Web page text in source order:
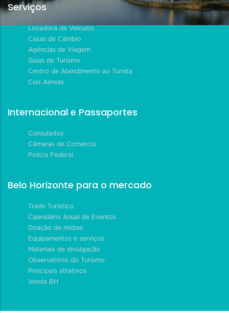
Serviços
Locadora de Veículos
Casas de Câmbio
Agências de Viagem
Guias de Turismo
Centro de Atendimento ao Turista
Cias Aéreas
Internacional e Passaportes
Consulados
Câmaras de Comércio
Polícia Federal
Belo Horizonte para o mercado
Trade Turístico
Calendário Anual de Eventos
Doação de mídias
Equipamentos e serviços
Materiais de divulgação
Observatório do Turismo
Principais atrativos
Venda BH